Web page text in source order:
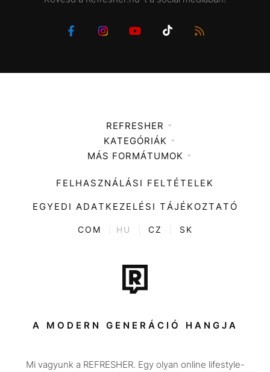
REFRESHER
Médiaajánlat
KATEGÓRIÁK
Zene
Divat
Kultúra
ENTR
Tech-Tudomány
Sport
Társadalom
Utazás
MÁS FORMÁTUMOK
FELHASZNÁLÁSI FELTÉTELEK
EGYEDI ADATKEZELÉSI TÁJÉKOZTATÓ
COM HU CZ SK
A MODERN GENERÁCIÓ HANGJA
Mi vagyunk a REFRESHER. Egy olyan online lifestyle-